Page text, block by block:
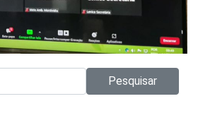
Pesquisar